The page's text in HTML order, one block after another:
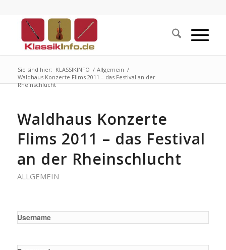
Sie sind hier: KLASSIKINFO / Allgemein /
Waldhaus Konzerte Flims 2011 – das Festival an der
Rheinschlucht
Waldhaus Konzerte
Flims 2011 – das Festival
an der Rheinschlucht
ALLGEMEIN
Username